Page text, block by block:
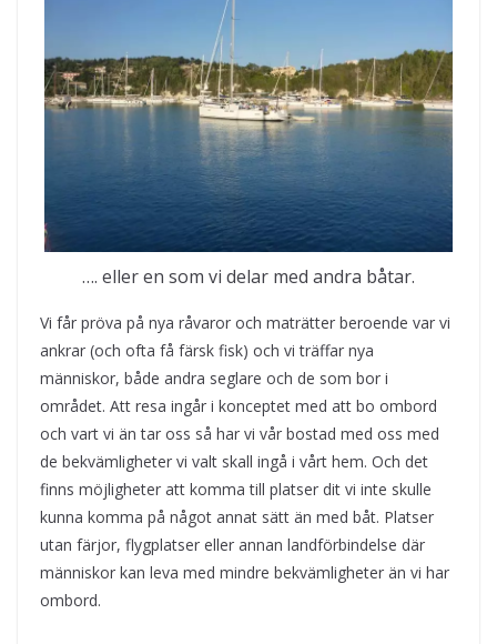
…. eller en som vi delar med andra båtar.
Vi får pröva på nya råvaror och maträtter beroende var vi
ankrar (och ofta få färsk fisk) och vi träffar nya
människor, både andra seglare och de som bor i
området. Att resa ingår i konceptet med att bo ombord
och vart vi än tar oss så har vi vår bostad med oss med
de bekvämligheter vi valt skall ingå i vårt hem. Och det
finns möjligheter att komma till platser dit vi inte skulle
kunna komma på något annat sätt än med båt. Platser
utan färjor, flygplatser eller annan landförbindelse där
människor kan leva med mindre bekvämligheter än vi har
ombord.